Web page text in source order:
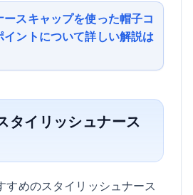
スキャップを使った帽子コ
ントについて詳しい解説は
タイリッシュナース
すめのスタイリッシュナース